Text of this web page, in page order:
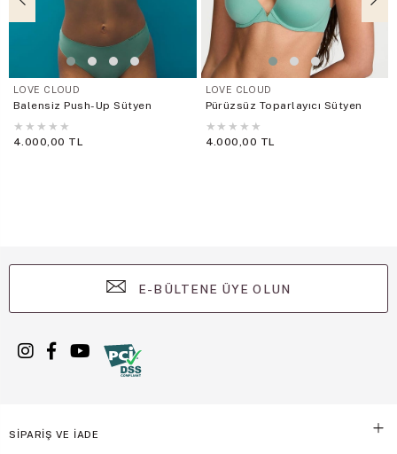
LOVE CLOUD
Balensiz Push-Up Sütyen
★ ★ ★ ★ ★
4.000,00 TL
LOVE CLOUD
Pürüzsüz Toparlayıcı Sütyen
★ ★ ★ ★ ★
4.000,00 TL
E-BÜLTENE ÜYE OLUN
SİPARİŞ VE İADE